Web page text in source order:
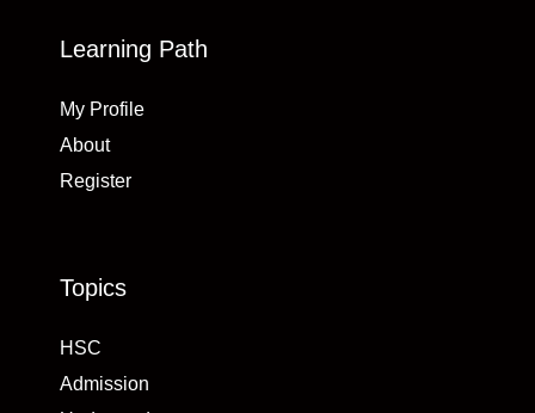
Learning Path
My Profile
About
Register
Topics
HSC
Admission